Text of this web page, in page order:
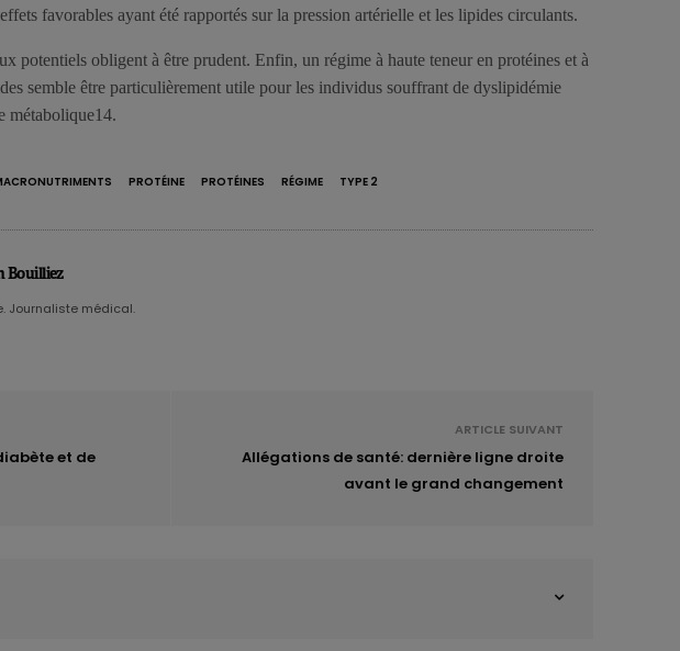
favorables ayant été rapportés sur la pression artérielle et les lipides circulants.
potentiels obligent à être prudent. Enfin, un régime à haute teneur en protéines et à
semble être particulièrement utile pour les individus souffrant de dyslipidémie
métabolique14.
PROTÉINE PROTÉINES RÉGIME TYPE 2
Bouilliez
Journaliste médical.
et de
ARTICLE SUIVANT
Allégations de santé: dernière ligne droite
avant le grand changement